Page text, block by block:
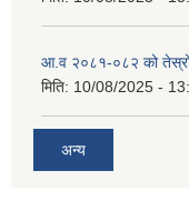
आ.व २०८१-०८२ को तेस्रो
मिति: 10/08/2025 -
अन्य